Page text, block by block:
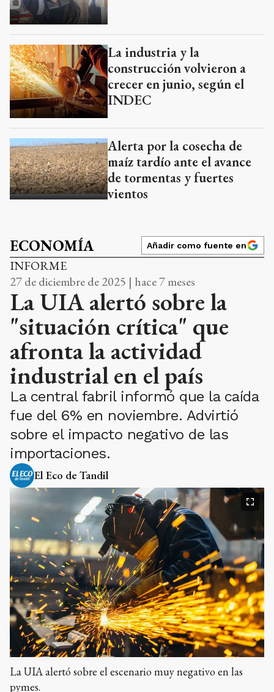
La industria y la
construcción volvieron a
crecer en junio, según el
INDEC
Alerta por la cosecha de
maíz tardío ante el avance
de tormentas y fuertes
vientos
ECONOMÍA Añadir como fuente en
INFORME
27 de diciembre de 2025 | hace 7 meses
La UIA alertó sobre la
"situación crítica" que
afronta la actividad
industrial en el país
La central fabril informó que la caída
fue del 6% en noviembre. Advirtió
sobre el impacto negativo de las
importaciones.
El Eco de Tandil
La UIA alertó sobre el escenario muy negativo en las
pymes.